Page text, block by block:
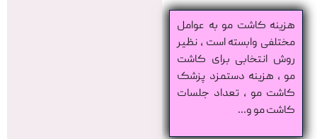
هزینه کاشت مو به عوامل
مختلفی وابسته است ، نظیر
روش انتخابی برای کاشت
مو ، هزینه دستمزد پزشک
کاشت مو ، تعداد جلسات
کاشت مو و…